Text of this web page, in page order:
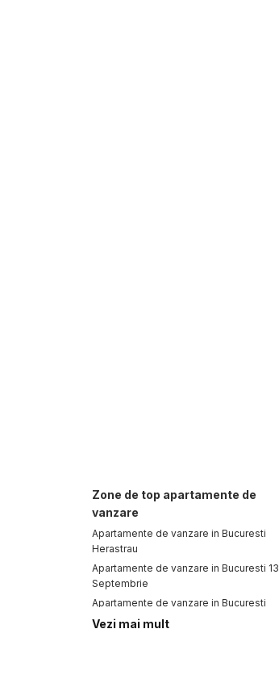
Zone de top apartamente de
vanzare
Apartamente de vanzare in Bucuresti
Herastrau
Apartamente de vanzare in Bucuresti 13
Septembrie
Apartamente de vanzare in Bucuresti
Floreasca
Vezi mai mult